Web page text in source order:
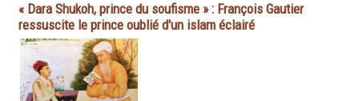
« Dara Shukoh, prince du soufisme » : François Gautier
ressuscite le prince oublié d'un islam éclairé